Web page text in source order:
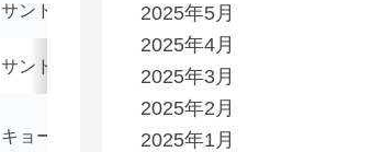
サンド
サンド
キョーリンリメディオ
2025年5月
2025年4月
2025年3月
2025年2月
2025年1月